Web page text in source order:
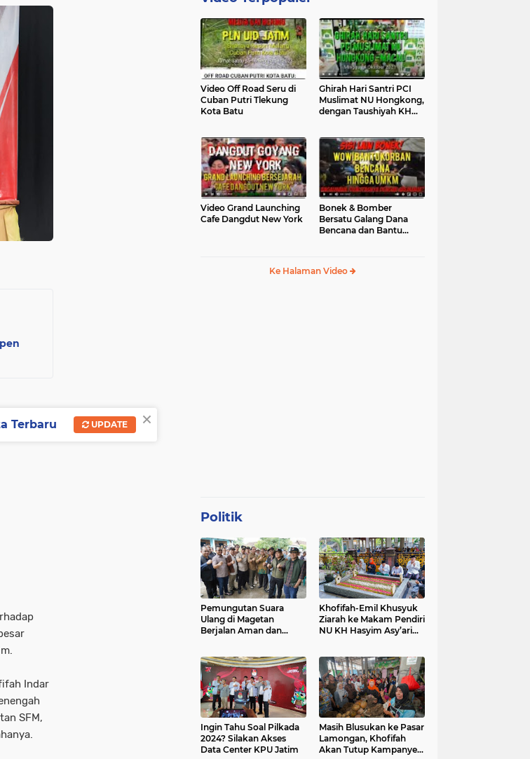
Indar
SFM,
Video Off Road Seru di
Cuban Putri Tlekung
Kota Batu
Ghirah Hari Santri PCI
Muslimat NU Hongkong,
dengan Taushiyah KH
Video Grand Launching
Cafe Dangdut New York
Bonek & Bomber
Bersatu Galang Dana
Bencana dan Bantu
Ke Halaman Video
Politik
Pemungutan Suara
Ulang di Magetan
Berjalan Aman dan
Khofifah-Emil Khusyuk
Ziarah ke Makam Pendiri
NU KH Hasyim Asy’ari
Ingin Tahu Soal Pilkada
2024? Silakan Akses
Data Center KPU Jatim
Masih Blusukan ke Pasar
Lamongan, Khofifah
Akan Tutup Kampanye
×
Terbaru UPDATE